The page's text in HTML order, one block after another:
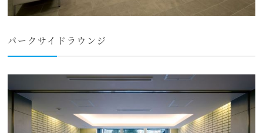
パークサイドラウンジ